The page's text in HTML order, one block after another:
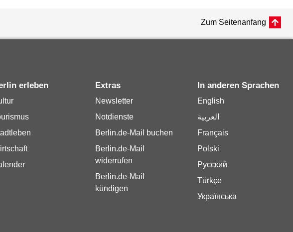
Zum Seitenanfang
erleben Extras
Newsletter
Notdienste
Berlin.de-Mail buchen
Berlin.de-Mail
widerrufen
Berlin.de-Mail
kündigen
In anderen Sprachen
English
العربية
Français
Polski
Русский
Türkçe
Українська